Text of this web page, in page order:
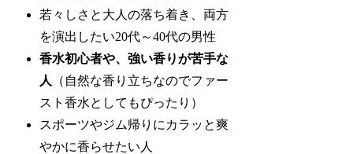
若々しさと大人の落ち着き、両方
を演出したい20代～40代の男性
香水初心者や、強い香りが苦手な
人
（自然な香り立ちなのでファー
スト香水としてもぴったり）
スポーツやジム帰りにカラッと爽
やかに香らせたい人